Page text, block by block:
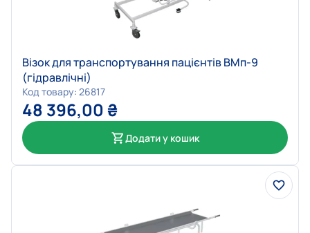
Візок для транспортування пацієнтів ВМп-9
(гідравлічні)
Код товару: 26817
48 396,00 ₴
Додати у кошик